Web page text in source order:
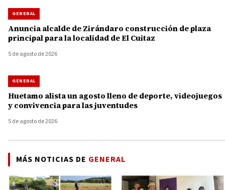
GENERAL
Anuncia alcalde de Zirándaro construcción de plaza
principal para la localidad de El Cuitaz
5 de agosto de 2026
GENERAL
Huetamo alista un agosto lleno de deporte, videojuegos
y convivencia para las juventudes
5 de agosto de 2026
MÁS NOTICIAS DE GENERAL